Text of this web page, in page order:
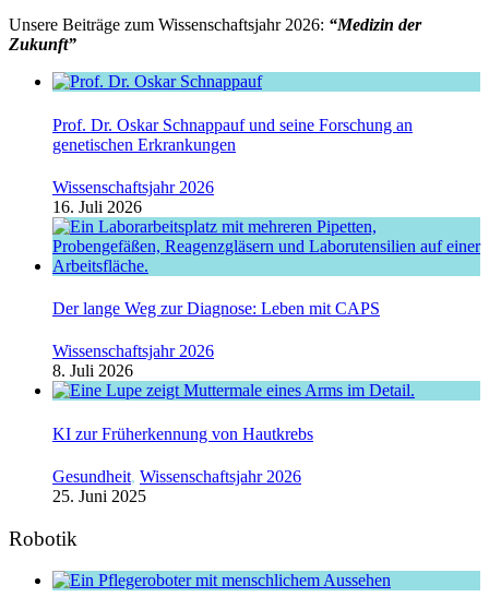
Unsere Beiträge zum Wissenschaftsjahr 2026: “Medizin der
Zukunft”
Prof. Dr. Oskar Schnappauf und seine Forschung an
genetischen Erkrankungen
Wissenschaftsjahr 2026
16. Juli 2026
Der lange Weg zur Diagnose: Leben mit CAPS
Wissenschaftsjahr 2026
8. Juli 2026
KI zur Früherkennung von Hautkrebs
Gesundheit, Wissenschaftsjahr 2026
25. Juni 2025
Robotik